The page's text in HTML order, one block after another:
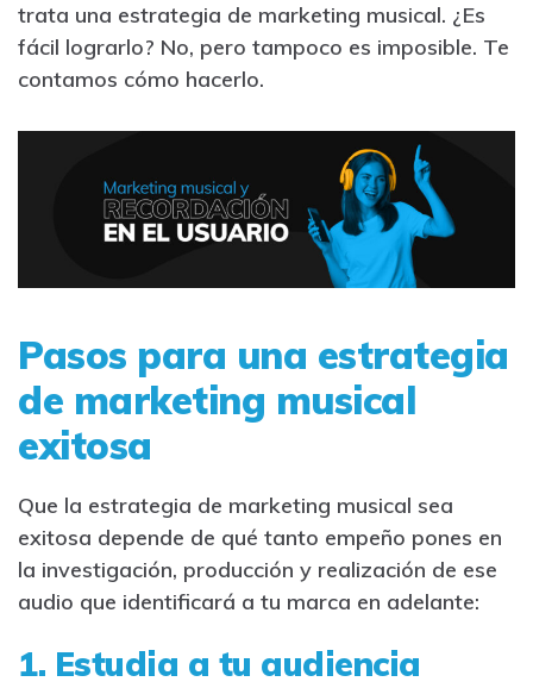
trata una estrategia de marketing musical. ¿Es
fácil lograrlo? No, pero tampoco es imposible. Te
contamos cómo hacerlo.
Pasos para una estrategia
de marketing musical
exitosa
Que la estrategia de marketing musical sea
exitosa depende de qué tanto empeño pones en
la investigación, producción y realización de ese
audio que identificará a tu marca en adelante:
1. Estudia a tu audiencia